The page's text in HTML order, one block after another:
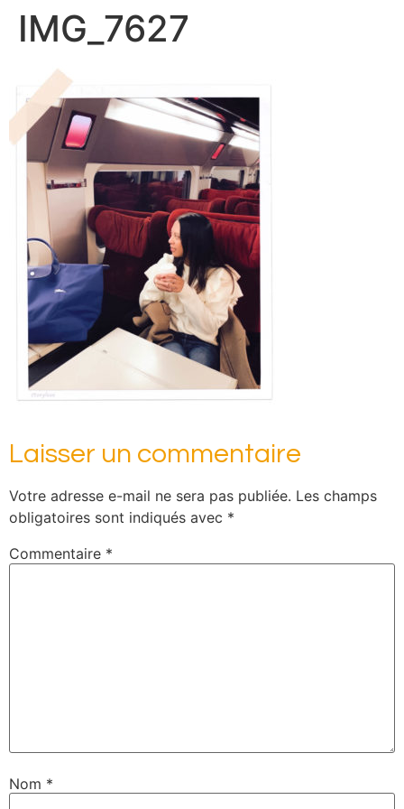
IMG_7627
Laisser un commentaire
Votre adresse e-mail ne sera pas publiée. Les champs
obligatoires sont indiqués avec *
Commentaire *
Nom *